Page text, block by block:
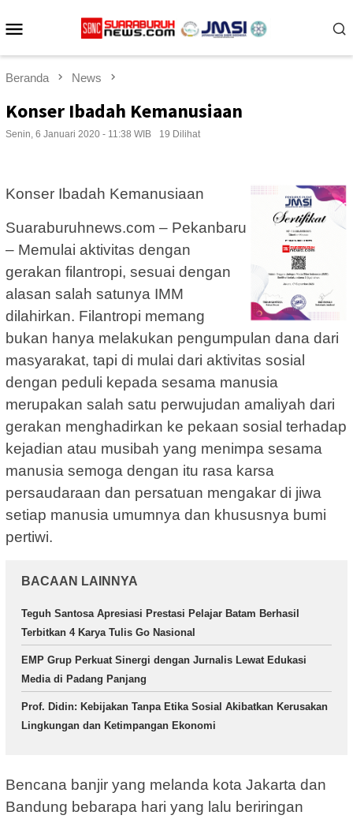
ke
Beranda News
Konser Ibadah Kemanusiaan
Senin, 6 Januari 2020 - 11:38 WIB 19 Dilihat
Konser Ibadah Kemanusiaan
Suaraburuhnews.com – Pekanbaru
– Memulai aktivitas dengan
gerakan filantropi, sesuai dengan
alasan salah satunya IMM
dilahirkan. Filantropi memang
bukan hanya melakukan pengumpulan dana dari
masyarakat, tapi di mulai dari aktivitas sosial
dengan peduli kepada sesama manusia
merupakan salah satu perwujudan amaliyah dari
gerakan menghadirkan ke pekaan sosial terhadap
kejadian atau musibah yang menimpa sesama
manusia semoga dengan itu rasa karsa
persaudaraan dan persatuan mengakar di jiwa
setiap manusia umumnya dan khususnya bumi
pertiwi.
BACAAN LAINNYA
Teguh Santosa Apresiasi Prestasi Pelajar Batam Berhasil
Terbitkan 4 Karya Tulis Go Nasional
EMP Grup Perkuat Sinergi dengan Jurnalis Lewat Edukasi
Media di Padang Panjang
Prof. Didin: Kebijakan Tanpa Etika Sosial Akibatkan Kerusakan
Lingkungan dan Ketimpangan Ekonomi
Bencana banjir yang melanda kota Jakarta dan
Bandung bebarapa hari yang lalu beriringan